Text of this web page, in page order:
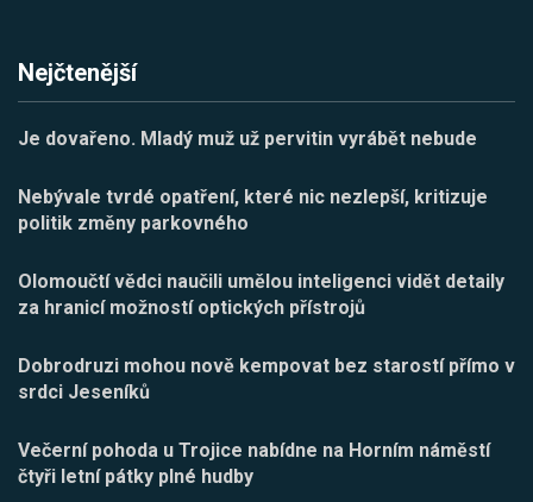
Nejčtenější
Je dovařeno. Mladý muž už pervitin vyrábět nebude
Nebývale tvrdé opatření, které nic nezlepší, kritizuje
politik změny parkovného
Olomoučtí vědci naučili umělou inteligenci vidět detaily
za hranicí možností optických přístrojů
Dobrodruzi mohou nově kempovat bez starostí přímo v
srdci Jeseníků
Večerní pohoda u Trojice nabídne na Horním náměstí
čtyři letní pátky plné hudby